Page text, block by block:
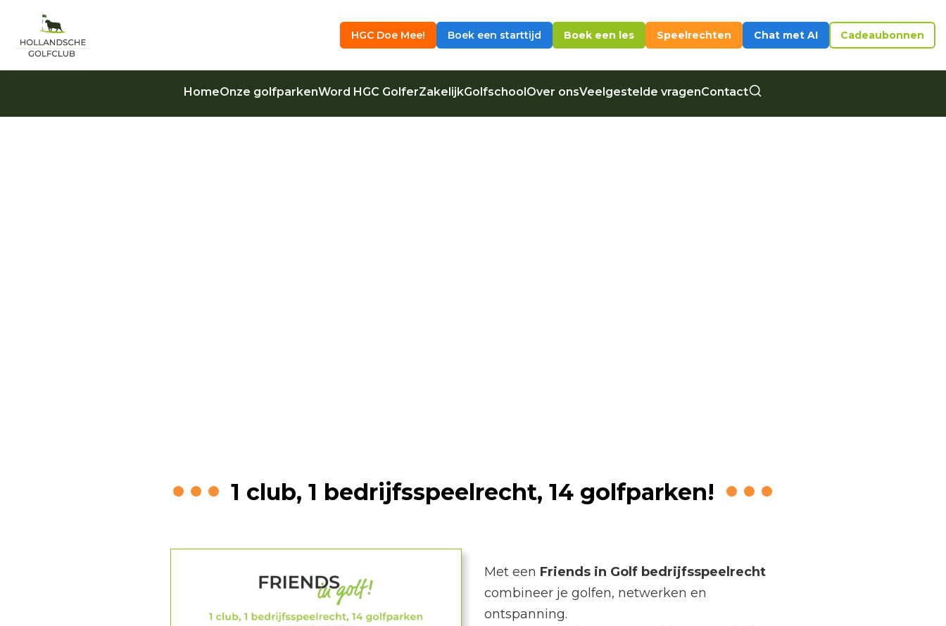
HGC Doe Mee! Boek een starttijd Boek een les Speelrechten Chat met AI Cadeaubonnen
HomeOnze golfparkenWord HGC GolferZakelijkGolfschool Over onsVeelgestelde vragenContact
1 club, 1 bedrijfsspeelrecht, 14 golfparken!
Met een Friends in Golf bedrijfsspeelrecht
combineer je golfen, netwerken en
ontspanning.